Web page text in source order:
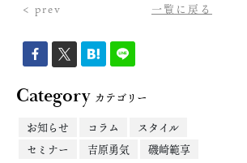
< prev 一覧に戻る
Categoryカテゴリー
お知らせ
コラム
スタイル
セミナー
吉原勇気 磯崎範享